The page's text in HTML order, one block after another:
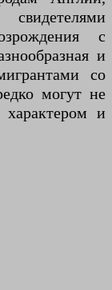
с
и
со
могут не
характером и